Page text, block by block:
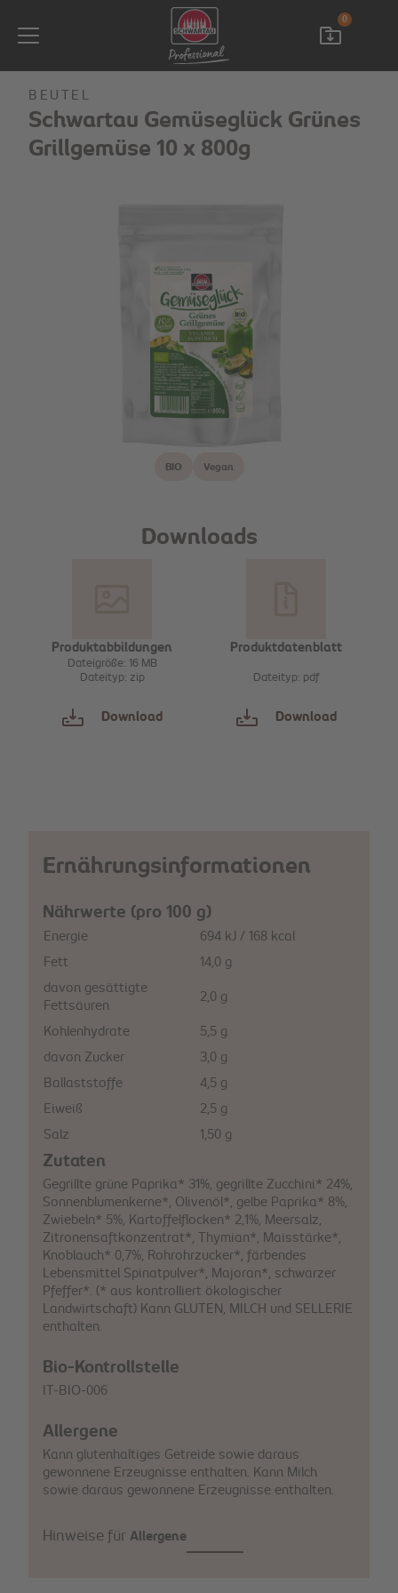
0
BEUTEL
Schwartau Gemüseglück Grünes
Grillgemüse 10 x 800g
BIO Vegan
Downloads
Produktabbildungen
Dateigröße: 16 MB
Dateityp: zip
Download
Produktdatenblatt
Dateityp: pdf
Download
Ernährungsinformationen
Nährwerte (pro 100 g)
Energie 694 kJ / 168 kcal
Fett 14,0 g
davon gesättigte
Fettsäuren
2,0 g
Kohlenhydrate 5,5 g
davon Zucker 3,0 g
Ballaststoffe 4,5 g
Eiweiß 2,5 g
Salz 1,50 g
Zutaten
Gegrillte grüne Paprika* 31%, gegrillte Zucchini* 24%,
Sonnenblumenkerne*, Olivenöl*, gelbe Paprika* 8%,
Zwiebeln* 5%, Kartoffelflocken* 2,1%, Meersalz,
Zitronensaftkonzentrat*, Thymian*, Maisstärke*,
Knoblauch* 0,7%, Rohrohrzucker*, färbendes
Lebensmittel Spinatpulver*, Majoran*, schwarzer
Pfeffer*. (* aus kontrolliert ökologischer
Landwirtschaft) Kann GLUTEN, MILCH und SELLERIE
enthalten.
Bio-Kontrollstelle
IT-BIO-006
Allergene
Kann glutenhaltiges Getreide sowie daraus
gewonnene Erzeugnisse enthalten. Kann Milch
sowie daraus gewonnene Erzeugnisse enthalten.
Hinweise für Allergene